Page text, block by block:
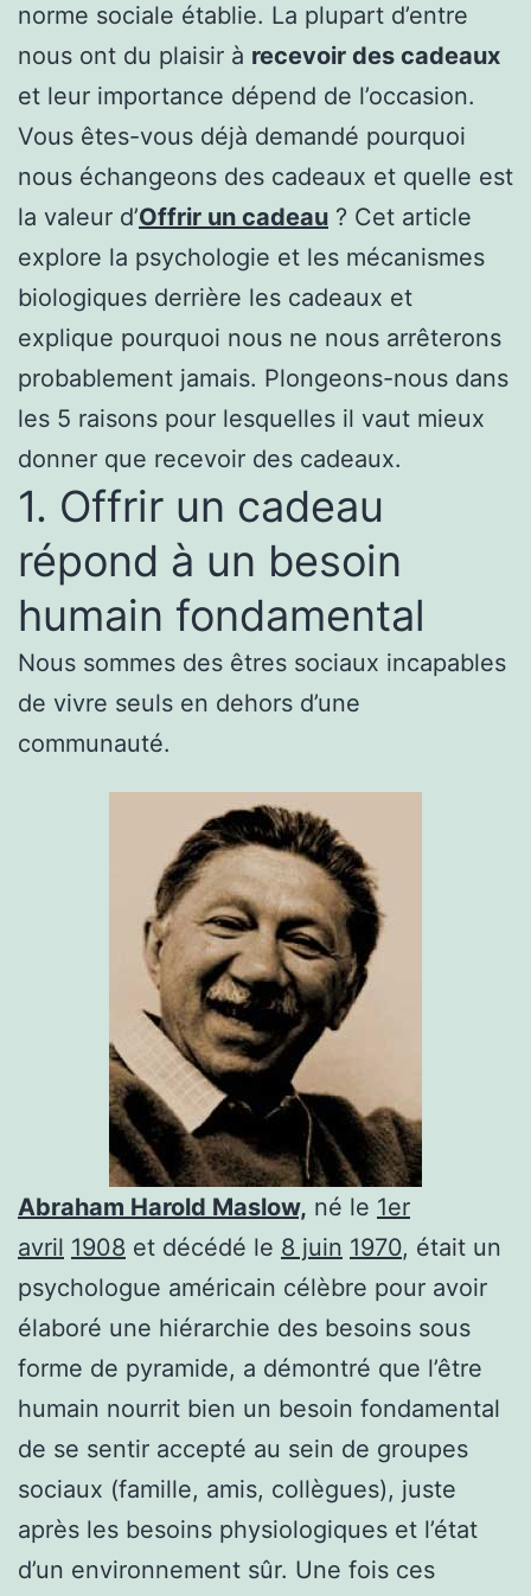
norme sociale établie. La plupart d’entre
nous ont du plaisir à recevoir des cadeaux
et leur importance dépend de l’occasion.
Vous êtes-vous déjà demandé pourquoi
nous échangeons des cadeaux et quelle est
la valeur d’Offrir un cadeau ? Cet article
explore la psychologie et les mécanismes
biologiques derrière les cadeaux et
explique pourquoi nous ne nous arrêterons
probablement jamais. Plongeons-nous dans
les 5 raisons pour lesquelles il vaut mieux
donner que recevoir des cadeaux.
1. Offrir un cadeau
répond à un besoin
humain fondamental
Nous sommes des êtres sociaux incapables
de vivre seuls en dehors d’une
communauté.
Abraham Harold Maslow, né le 1er
avril 1908 et décédé le 8 juin 1970, était un
psychologue américain célèbre pour avoir
élaboré une hiérarchie des besoins sous
forme de pyramide, a démontré que l’être
humain nourrit bien un besoin fondamental
de se sentir accepté au sein de groupes
sociaux (famille, amis, collègues), juste
après les besoins physiologiques et l’état
d’un environnement sûr. Une fois ces